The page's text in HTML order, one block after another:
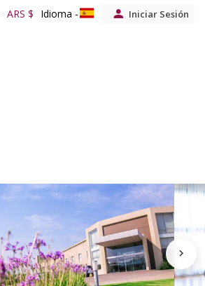
ARS $ Idioma - Iniciar Sesión